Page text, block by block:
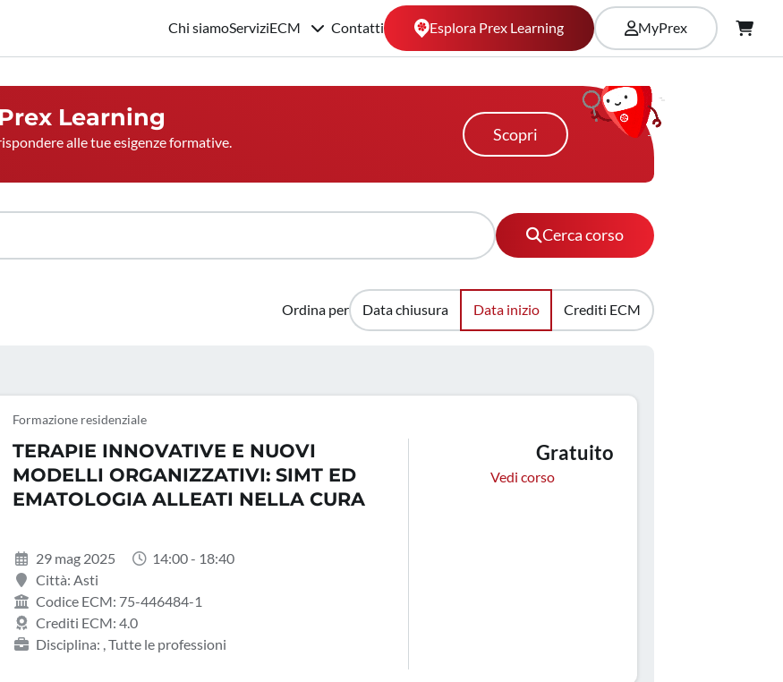
Chi siamoServiziECM Contatti Esplora Prex Learning MyPrex
Prex Learning
alle tue esigenze formative. Scopri
Cerca corso
Ordina per Data chiusura Data inizio Crediti ECM
Formazione residenziale
TERAPIE INNOVATIVE E NUOVI
MODELLI ORGANIZZATIVI: SIMT ED
EMATOLOGIA ALLEATI NELLA CURA
29 mag 2025
14:00 - 18:40
Città: Asti
Codice ECM: 75-446484-1
Crediti ECM: 4.0
Disciplina: , Tutte le professioni
Gratuito
Vedi corso